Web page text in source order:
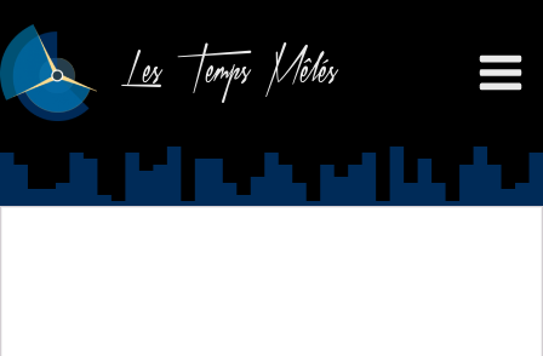
Les Temps Mêlés